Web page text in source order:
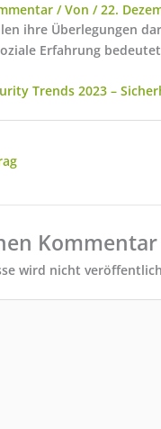
/ Von /22.
ihre Überlegungen
Erfahrung
Trends 2023 –
Kommentar
wird nicht